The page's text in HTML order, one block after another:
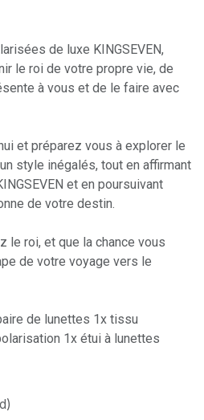
de luxe KINGSEVEN,
le roi de votre propre vie, de
à vous et de le faire avec
et préparez vous à explorer le
style inégalés, tout en affirmant
et en poursuivant
de votre destin.
le roi, et que la chance vous
de votre voyage vers le
de lunettes 1x tissu
1x étui à lunettes